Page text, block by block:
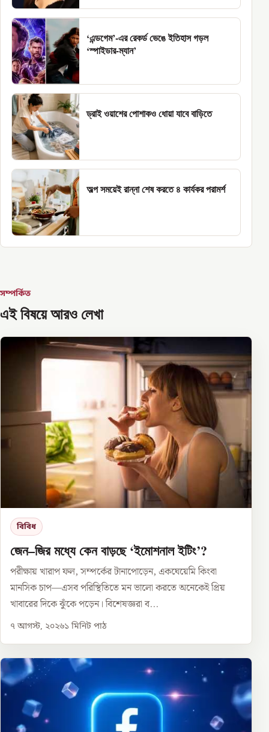
‘এন্ডগেম’-এর রেকর্ড ভেঙে ইতিহাস গড়ল
‘স্পাইডার-ম্যান’
ড্রাই ওয়াশের পোশাকও ধোয়া যাবে বাড়িতে
অল্প সময়েই রান্না শেষ করতে ৪ কার্যকর পরামর্শ
সম্পর্কিত
এই বিষয়ে আরও লেখা
বিবিধ
জেন–জির মধ্যে কেন বাড়ছে ‘ইমোশনাল ইটিং’?
পরীক্ষায় খারাপ ফল, সম্পর্কের টানাপোড়েন, একঘেয়েমি কিংবা
মানসিক চাপ—এসব পরিস্থিতিতে মন ভালো করতে অনেকেই প্রিয়
খাবারের দিকে ঝুঁকে পড়েন। বিশেষজ্ঞরা ব...
৭ আগস্ট, ২০২৬১ মিনিট পাঠ